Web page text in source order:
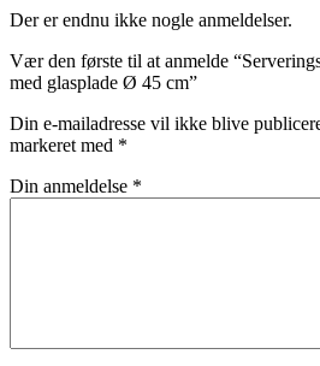
Der er endnu ikke nogle anmeldelser.
Vær den første til at anmelde
med glasplade Ø 45 cm”
Din e-mailadresse vil ikke blive
markeret med *
Din anmeldelse *